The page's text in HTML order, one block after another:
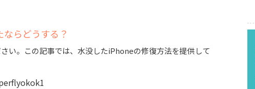
ならどうする？
い。この記事では、水没したiPhoneの修復方法を提供して